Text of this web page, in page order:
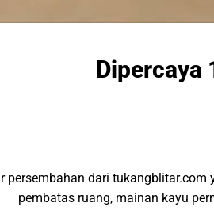
Dipercaya
persembahan dari
pembatas ruang, mainan kayu